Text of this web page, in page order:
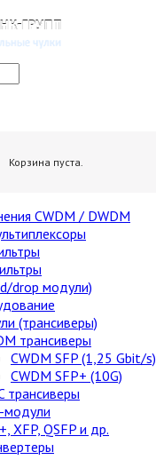
Корзина пуста.
CWDM / DWDM
drop модули)
(трансиверы)
трансиверы
CWDM SFP (1,25 Gbit/s)
CWDM SFP+ (10G)
трансиверы
модули
XFP, QSFP и др.